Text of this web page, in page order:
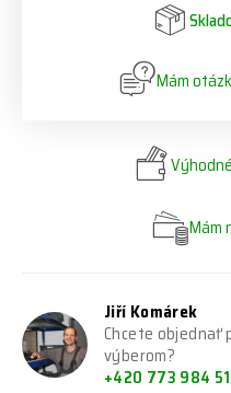
Mám
Mám
Jiří Komárek
Chcete
výberom?
+420 773 984